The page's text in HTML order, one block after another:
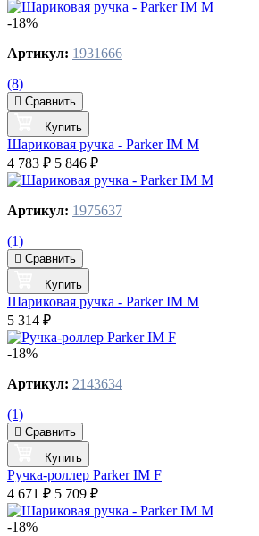
-18%
Артикул: 1931666
(8)
Сравнить
Купить
Шариковая ручка - Parker IM M
4 783 ₽ 5 846 ₽
Артикул: 1975637
(1)
Сравнить
Купить
Шариковая ручка - Parker IM M
5 314 ₽
-18%
Артикул: 2143634
(1)
Сравнить
Купить
Ручка-роллер Parker IM F
4 671 ₽ 5 709 ₽
-18%